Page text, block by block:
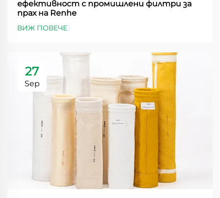
ефективност с промишлени филтри за
прах на Renhe
ВИЖ ПОВЕЧЕ
27
Sep